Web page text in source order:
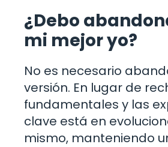
¿Debo
mi mejor yo?
No es necesario
versión. En lugar de
fundamentales y las
clave está en
mismo, manteniendo